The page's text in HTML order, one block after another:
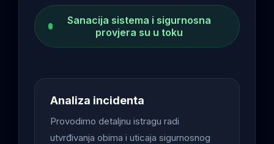
Sanacija sistema i sigurnosna
provjera su u toku
Analiza incidenta
Provodimo detaljnu istragu radi
utvrđivanja obima i uticaja sigurnosnog